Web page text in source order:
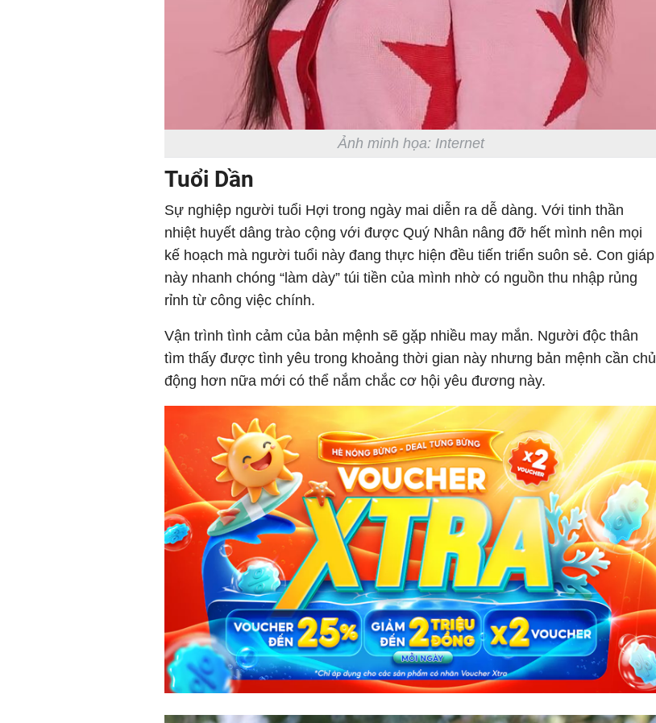
Ảnh minh họa: Internet
Tuổi Dần
Sự nghiệp người tuổi Hợi trong ngày mai diễn ra dễ dàng. Với tinh thần
nhiệt huyết dâng trào cộng với được Quý Nhân nâng đỡ hết mình nên mọi
kế hoạch mà người tuổi này đang thực hiện đều tiến triển suôn sẻ. Con giáp
này nhanh chóng “làm dày” túi tiền của mình nhờ có nguồn thu nhập rủng
rỉnh từ công việc chính.
Vận trình tình cảm của bản mệnh sẽ gặp nhiều may mắn. Người độc thân
tìm thấy được tình yêu trong khoảng thời gian này nhưng bản mệnh cần chủ
động hơn nữa mới có thể nắm chắc cơ hội yêu đương này.